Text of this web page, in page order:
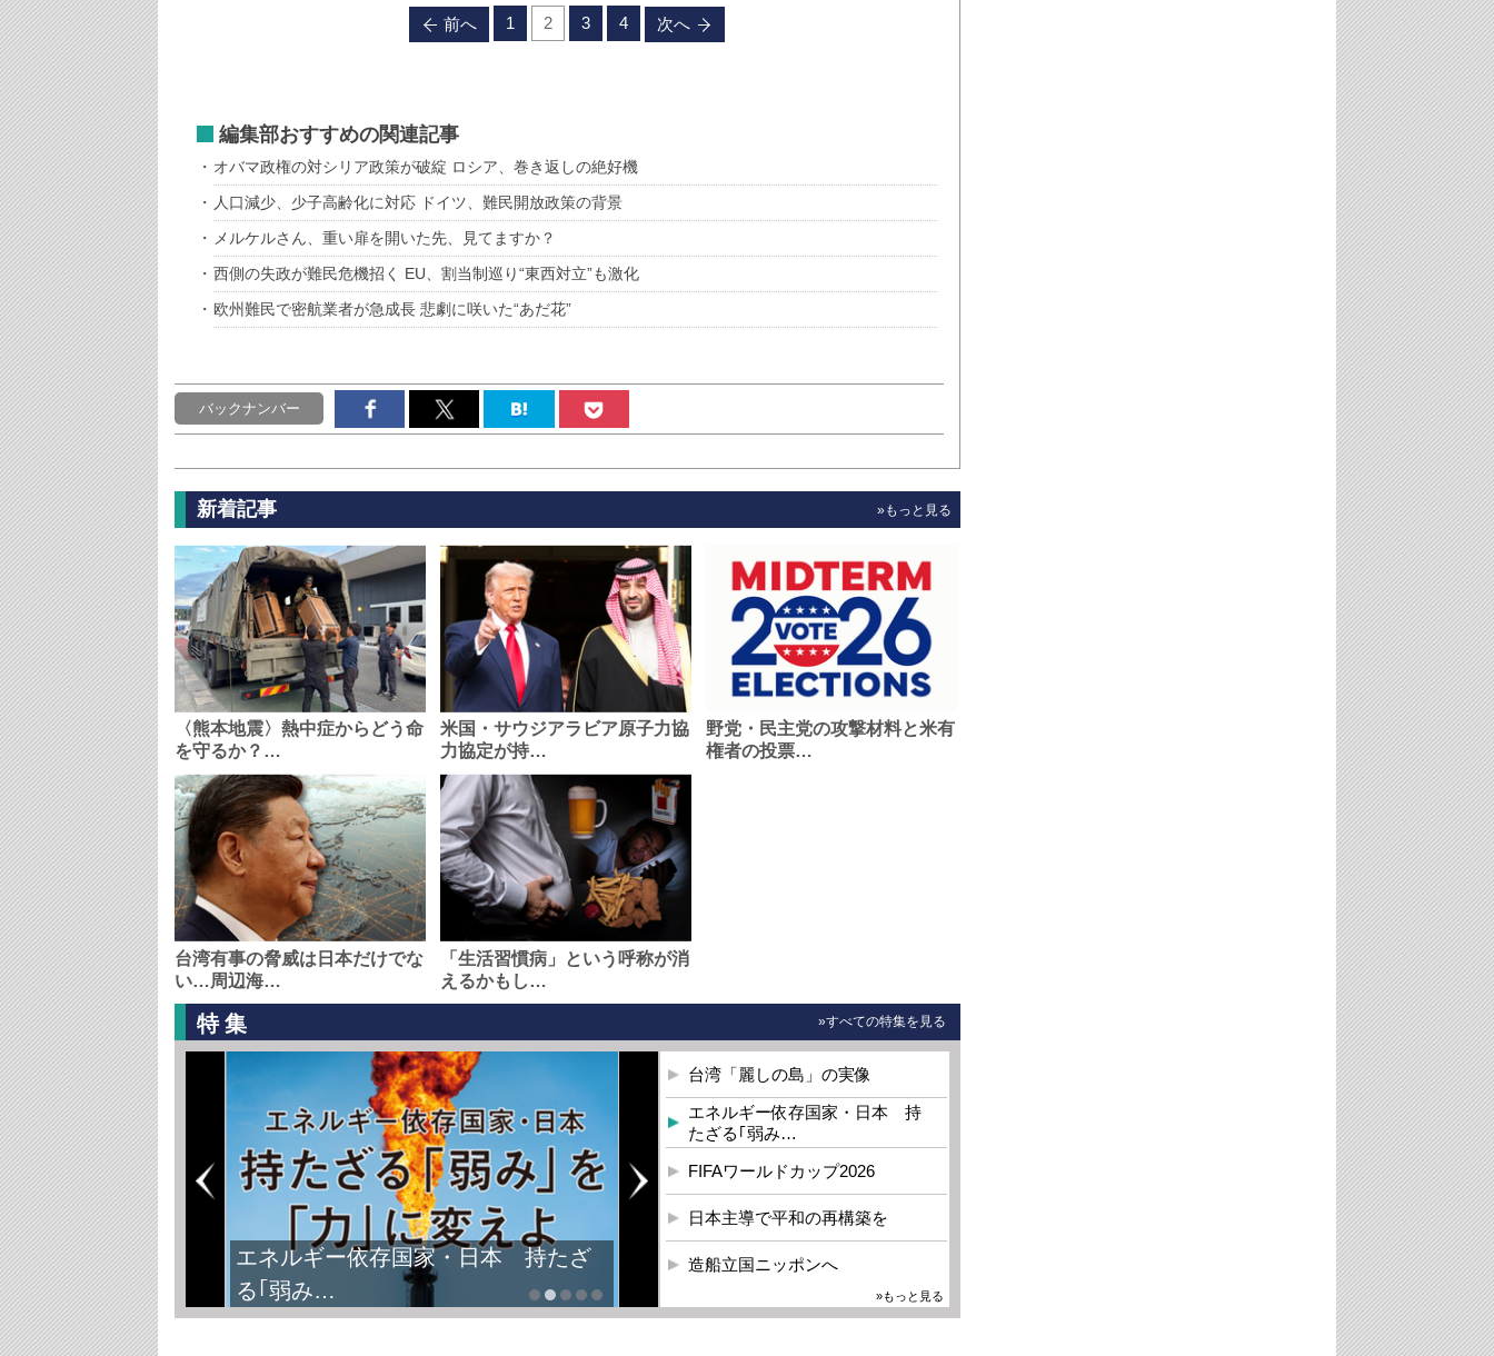
前へ 1 2 3 4 次へ
編集部おすすめの関連記事
オバマ政権の対シリア政策が破綻 ロシア、巻き返しの絶好機
人口減少、少子高齢化に対応 ドイツ、難民開放政策の背景
メルケルさん、重い扉を開いた先、見てますか？
西側の失政が難民危機招く EU、割当制巡り“東西対立”も激化
欧州難民で密航業者が急成長 悲劇に咲いた“あだ花”
バックナンバー
新着記事 »もっと見る
〈熊本地震〉熱中症からどう命
を守るか？…
米国・サウジアラビア原子力協
力協定が持…
野党・民主党の攻撃材料と米有
権者の投票…
台湾有事の脅威は日本だけでな
い…周辺海…
「生活習慣病」という呼称が消
えるかもし…
特集 »すべての特集を見る
エネルギー依存国家・日本 持たざ
る｢弱み…
台湾「麗しの島」の実像
エネルギー依存国家・日本 持
たざる｢弱み…
FIFAワールドカップ2026
日本主導で平和の再構築を
造船立国ニッポンへ
»もっと見る